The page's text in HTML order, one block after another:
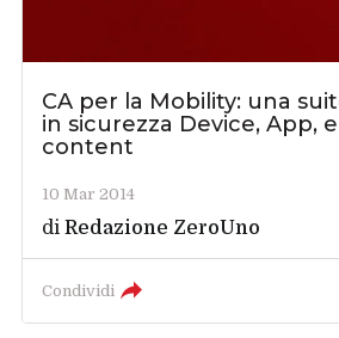
CA per la Mobility: una
in sicurezza Device, App,
content
10 Mar 2014
diRedazione ZeroUno
Condividi